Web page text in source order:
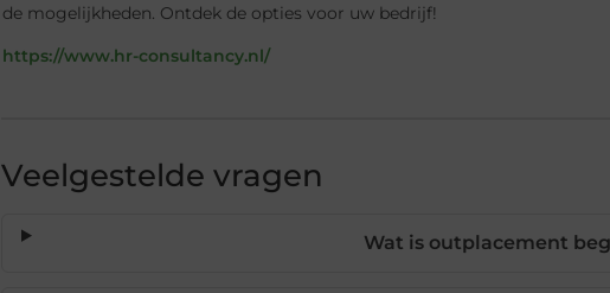
de mogelijkheden. Ontdek de opties voor uw bedrijf!
https://www.hr-consultancy.nl/
Veelgestelde vragen
Wat is outplacement